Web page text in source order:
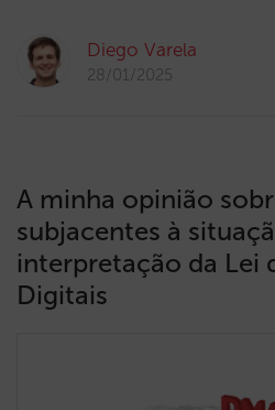
Diego Varela
28/01/2025
A minha opinião
subjacentes à
interpretação da Lei
Digitais